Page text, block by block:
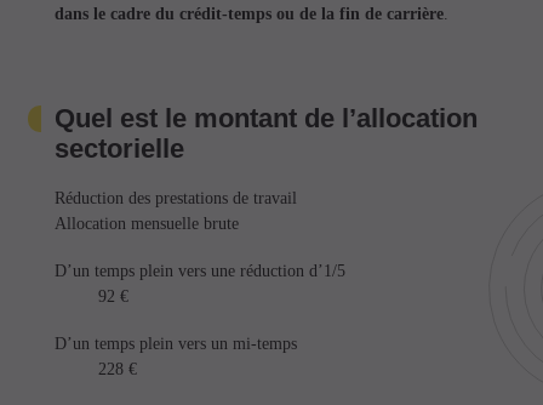
dans le cadre du crédit-temps ou de la fin de carrière.
Quel est le montant de l’allocation
sectorielle
Réduction des prestations de travail
Allocation mensuelle brute
D’un temps plein vers une réduction d’1/5
92 €
D’un temps plein vers un mi-temps
228 €